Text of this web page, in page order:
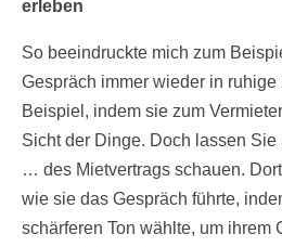
erleben
So beeindruckte mich zum
Gespräch immer wieder in
Beispiel, indem sie zum
Sicht der Dinge. Doch lassen
… des Mietvertrags schauen.
wie sie das Gespräch führte,
schärferen Ton wählte, um ihrem